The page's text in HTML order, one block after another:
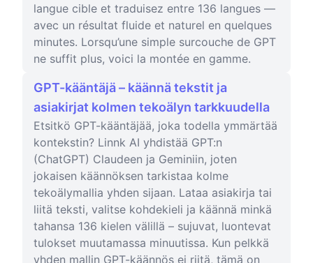
langue cible et traduisez entre 136 langues —
avec un résultat fluide et naturel en quelques
minutes. Lorsqu’une simple surcouche de GPT
ne suffit plus, voici la montée en gamme.
GPT-kääntäjä – käännä tekstit ja
asiakirjat kolmen tekoälyn tarkkuudella
Etsitkö GPT-kääntäjää, joka todella ymmärtää
kontekstin? Linnk AI yhdistää GPT:n
(ChatGPT) Claudeen ja Geminiin, joten
jokaisen käännöksen tarkistaa kolme
tekoälymallia yhden sijaan. Lataa asiakirja tai
liitä teksti, valitse kohdekieli ja käännä minkä
tahansa 136 kielen välillä – sujuvat, luontevat
tulokset muutamassa minuutissa. Kun pelkkä
yhden mallin GPT-käännös ei riitä, tämä on